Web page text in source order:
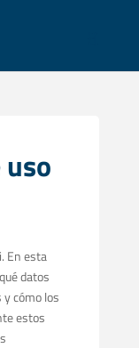
En esta
datos
cómo los
estos